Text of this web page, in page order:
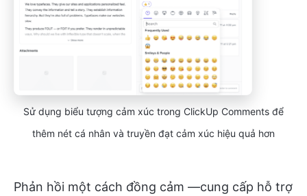
Sử dụng biểu tượng cảm xúc trong ClickUp Comments để
thêm nét cá nhân và truyền đạt cảm xúc hiệu quả hơn
Phản hồi một cách đồng cảm —cung cấp hỗ trợ